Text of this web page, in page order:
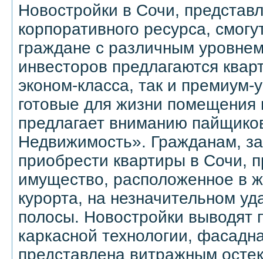
Новостройки в Сочи,
корпоративного ресурса,
граждане с различным
инвесторов предлагаются
эконом-класса, так и
готовые для жизни помещения
предлагает вниманию
Недвижимость». Гражданам,
приобрести квартиры в Сочи,
имущество, расположенное в
курорта, на незначительном
полосы. Новостройки выводят
каркасной технологии,
представлена витражным